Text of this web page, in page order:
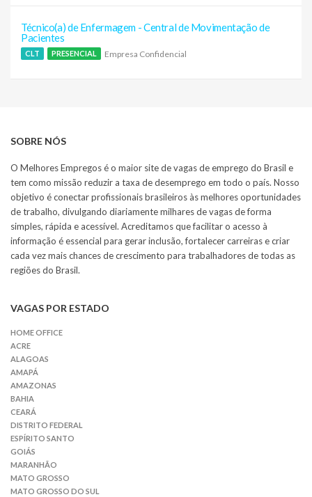
Técnico(a) de Enfermagem - Central de Movimentação de
Pacientes
CLT PRESENCIAL Empresa Confidencial
SOBRE NÓS
O Melhores Empregos é o maior site de vagas de emprego do Brasil e
tem como missão reduzir a taxa de desemprego em todo o país. Nosso
objetivo é conectar profissionais brasileiros às melhores oportunidades
de trabalho, divulgando diariamente milhares de vagas de forma
simples, rápida e acessível. Acreditamos que facilitar o acesso à
informação é essencial para gerar inclusão, fortalecer carreiras e criar
cada vez mais chances de crescimento para trabalhadores de todas as
regiões do Brasil.
VAGAS POR ESTADO
HOME OFFICE
ACRE
ALAGOAS
AMAPÁ
AMAZONAS
BAHIA
CEARÁ
DISTRITO FEDERAL
ESPÍRITO SANTO
GOIÁS
MARANHÃO
MATO GROSSO
MATO GROSSO DO SUL